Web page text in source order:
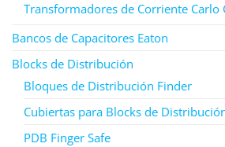
Transformadores de Corriente Carlo
Bancos de Capacitores Eaton
Blocks de Distribución
Bloques de Distribución Finder
Cubiertas para Blocks de
PDB Finger Safe